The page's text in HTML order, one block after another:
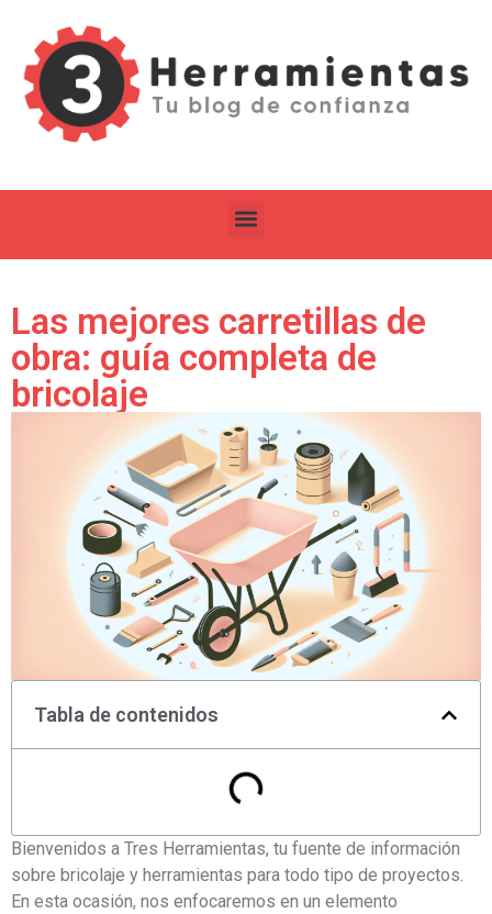
Las mejores carretillas de
obra: guía completa de
bricolaje
Tabla de contenidos
Bienvenidos a Tres Herramientas, tu fuente de información
sobre bricolaje y herramientas para todo tipo de proyectos.
En esta ocasión, nos enfocaremos en un elemento